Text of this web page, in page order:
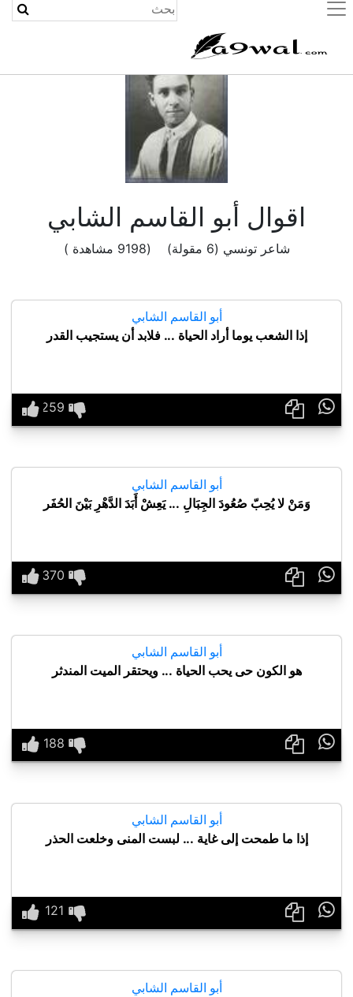
(current)
اقوال أبو القاسم الشابي
شاعر تونسي (6 مقولة) (9198 مشاهدة )
أبو القاسم الشابي
إذا الشعب يوما أراد الحياة ... فلابد أن يستجيب القدر

أبو القاسم الشابي
وَمَنْ لا يُحِبّ صُعُودَ الجِبَالِ ... يَعِشْ أَبَدَ الدَّهْرِ بَيْنَ الحُفَر

أبو القاسم الشابي
هو الكون حى يحب الحياة ... ويحتقر الميت المندثر

أبو القاسم الشابي
إذا ما طمحت إلى غاية ... لبست المنى وخلعت الحذر

أبو القاسم الشابي